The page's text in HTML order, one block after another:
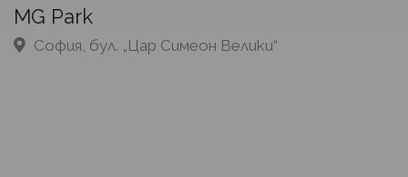
MG Park
София, бул. „Цар Симеон Велики“